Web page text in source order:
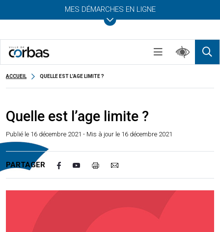
MES DÉMARCHES EN LIGNE
ACCUEIL QUELLE EST L’AGE LIMITE ?
Quelle est l’age limite ?
Publié le 16 décembre 2021 - Mis à jour le 16 décembre 2021
PARTAGER